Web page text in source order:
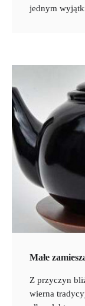
jednym
Małe
Z przyczyn
wierna